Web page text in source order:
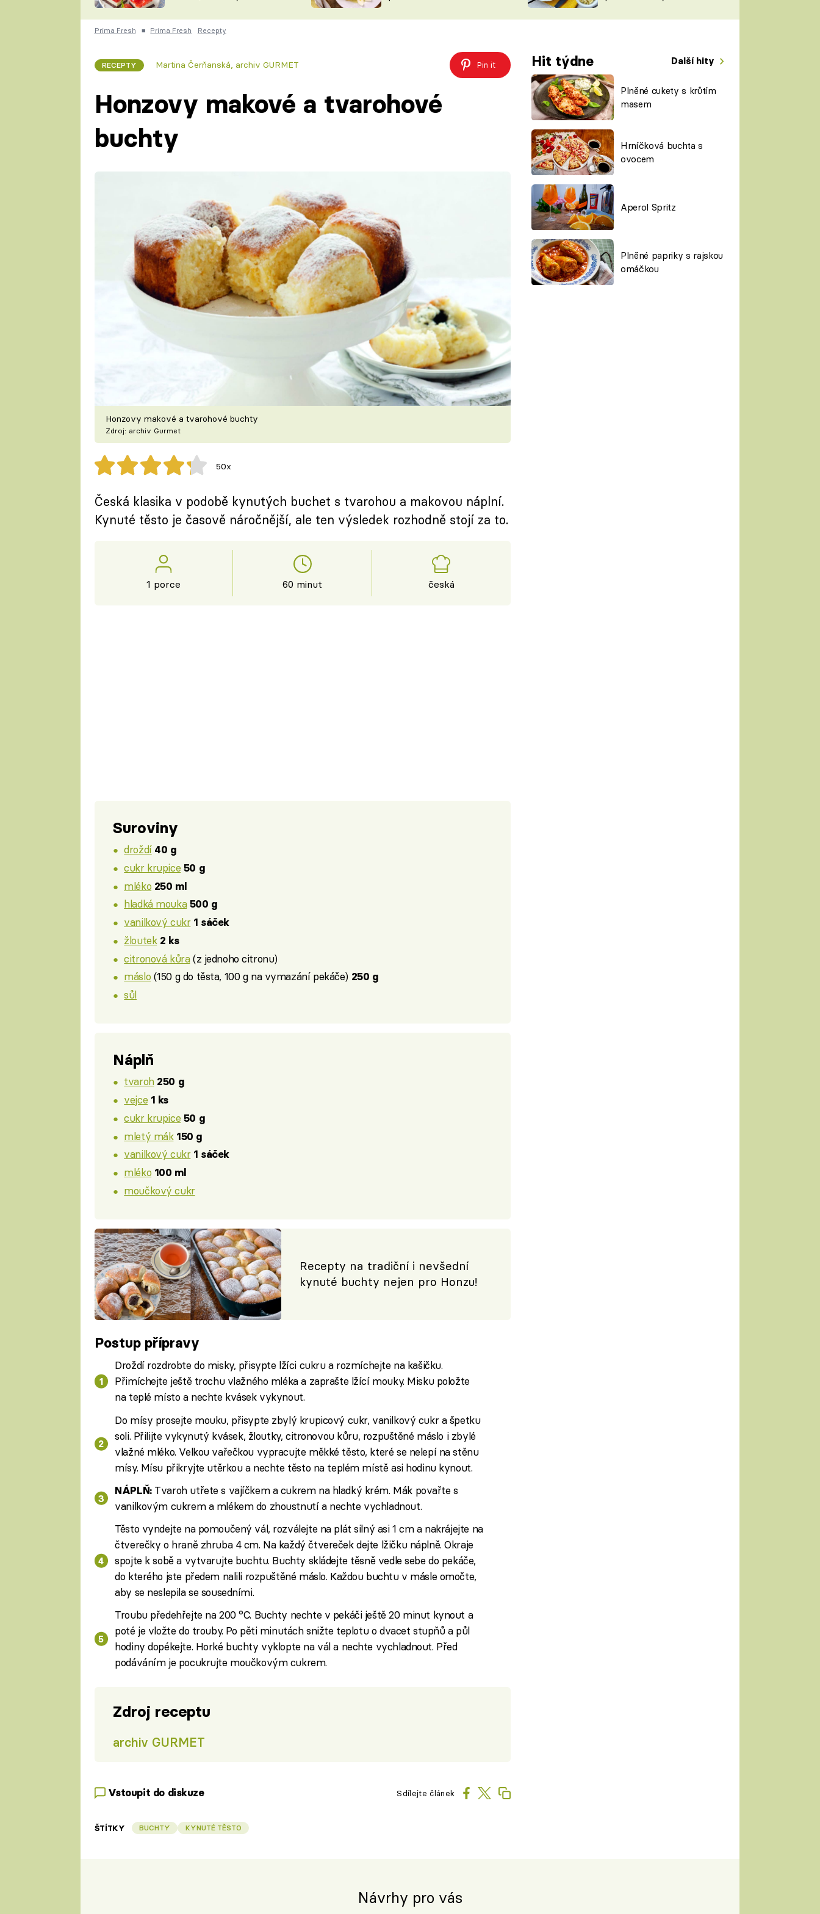
ČESKO NA TALÍŘI
KUCHAŘKA
VYCHYTÁVKY
ŠÉFREDAKTORKY
ČASOPIS
Prima Fresh ■ Prima Fresh Recepty
RECEPTY Martina Čerňanská archiv GURMET Pin it Hit týdne Další hity
Plněné cukety s krůtím
masem
Hrníčková buchta s
ovocem
Aperol Spritz
Plněné papriky s rajskou
omáčkou
Honzovy makové a tvarohové
buchty
Honzovy makové a tvarohové buchty
Zdroj: archiv Gurmet
50x
Česká klasika v podobě kynutých buchet s tvarohou a makovou náplní.
Kynuté těsto je časově náročnější, ale ten výsledek rozhodně stojí za to.
1 porce 60 minut česká
Suroviny
droždí 40 g
cukr krupice 50 g
mléko 250 ml
hladká mouka 500 g
vanilkový cukr 1 sáček
žloutek 2 ks
citronová kůra(z jednoho citronu)
máslo (150 g do těsta, 100 g na vymazání pekáče) 250 g
sůl
Náplň
tvaroh 250 g
vejce 1 ks
cukr krupice 50 g
mletý mák 150 g
vanilkový cukr 1 sáček
mléko 100 ml
moučkový cukr
Recepty na tradiční i nevšední
kynuté buchty nejen pro Honzu!
Postup přípravy
Droždí rozdrobte do misky, přisypte lžíci cukru a rozmíchejte na kašičku.
Přimíchejte ještě trochu vlažného mléka a zaprašte lžící mouky. Misku položte
na teplé místo a nechte kvásek vykynout.
Do mísy prosejte mouku, přisypte zbylý krupicový cukr, vanilkový cukr a špetku
soli. Přilijte vykynutý kvásek, žloutky, citronovou kůru, rozpuštěné máslo i zbylé
vlažné mléko. Velkou vařečkou vypracujte měkké těsto, které se nelepí na stěnu
mísy. Mísu přikryjte utěrkou a nechte těsto na teplém místě asi hodinu kynout.
NÁPLŇ:Tvaroh utřete s vajíčkem a cukrem na hladký krém. Mák povařte s
vanilkovým cukrem a mlékem do zhoustnutí a nechte vychladnout.
Těsto vyndejte na pomoučený vál, rozválejte na plát silný asi 1 cm a nakrájejte na
čtverečky o hraně zhruba 4 cm. Na každý čtvereček dejte lžičku náplně. Okraje
spojte k sobě a vytvarujte buchtu. Buchty skládejte těsně vedle sebe do pekáče,
do kterého jste předem nalili rozpuštěné máslo. Každou buchtu v másle omočte,
aby se neslepila se sousedními.
Troubu předehřejte na 200 °C. Buchty nechte v pekáči ještě 20 minut kynout a
poté je vložte do trouby. Po pěti minutách snižte teplotu o dvacet stupňů a půl
hodiny dopékejte. Horké buchty vyklopte na vál a nechte vychladnout. Před
podáváním je pocukrujte moučkovým cukrem.
Zdroj receptu
archiv GURMET
Vstoupit do diskuze Sdílejte článek
ŠTÍTKY BUCHTY KYNUTÉ TĚSTO
Návrhy pro vás